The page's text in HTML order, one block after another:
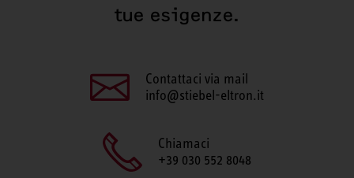
tue esigenze.
Contattaci via mail
info@stiebel-eltron.it
Chiamaci
+39 030 552 8048